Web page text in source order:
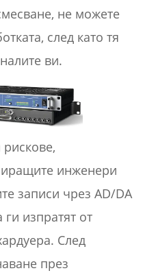
не можете
след като тя
ви.
инженери
записи чрез AD/DA
изпратят от
След
през